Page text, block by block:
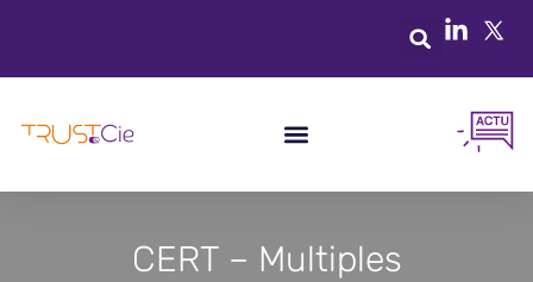
CERT – Multiples